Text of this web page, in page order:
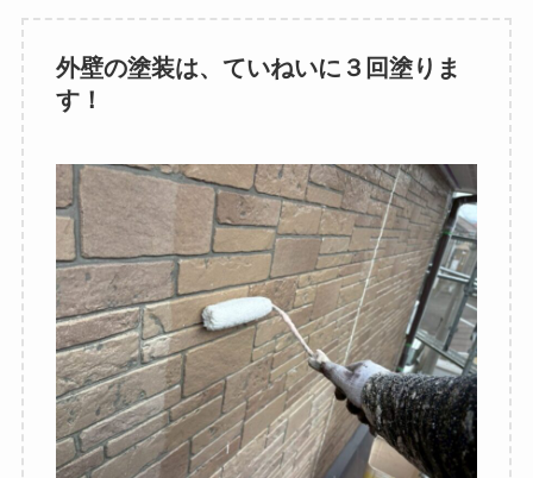
外壁の塗装は、ていねいに３回塗りま
す！